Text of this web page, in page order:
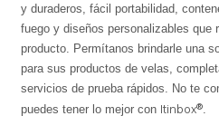
y duraderos, fácil portabilidad,
fuego y diseños personalizables que
producto. Permítanos brindarle una
para sus productos de velas,
servicios de prueba rápidos. No te
puedes tener lo mejor con Itinbox®